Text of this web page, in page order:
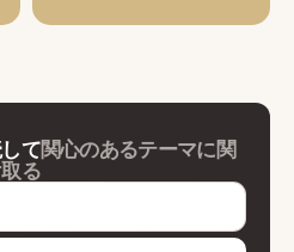
て関心のあるテーマに関
る